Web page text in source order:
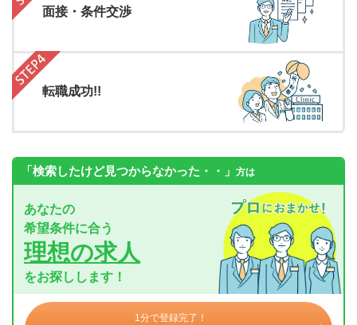
面接・条件交渉
転職成功!!
「検索したけど見つからなかった・・」 方は
あなたの
希望条件に合う
理想の求人
をお探しします！
1分で登録完了！